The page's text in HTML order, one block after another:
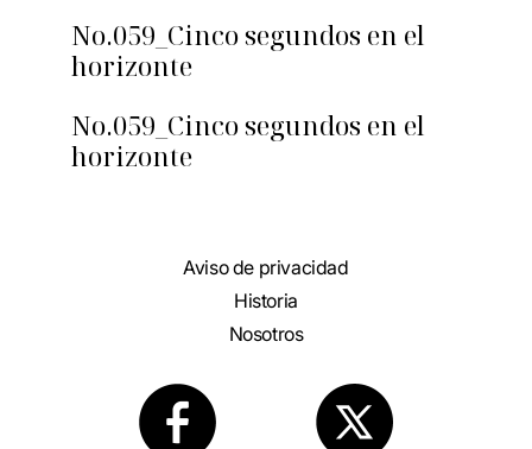
No.059_Cinco segundos en el
horizonte
No.059_Cinco segundos en el
horizonte
Aviso de privacidad
Historia
Nosotros